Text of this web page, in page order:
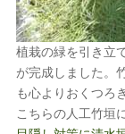
植栽の緑を引き立
が完成しました。
も心よりおくつろ
こちらの人工竹垣